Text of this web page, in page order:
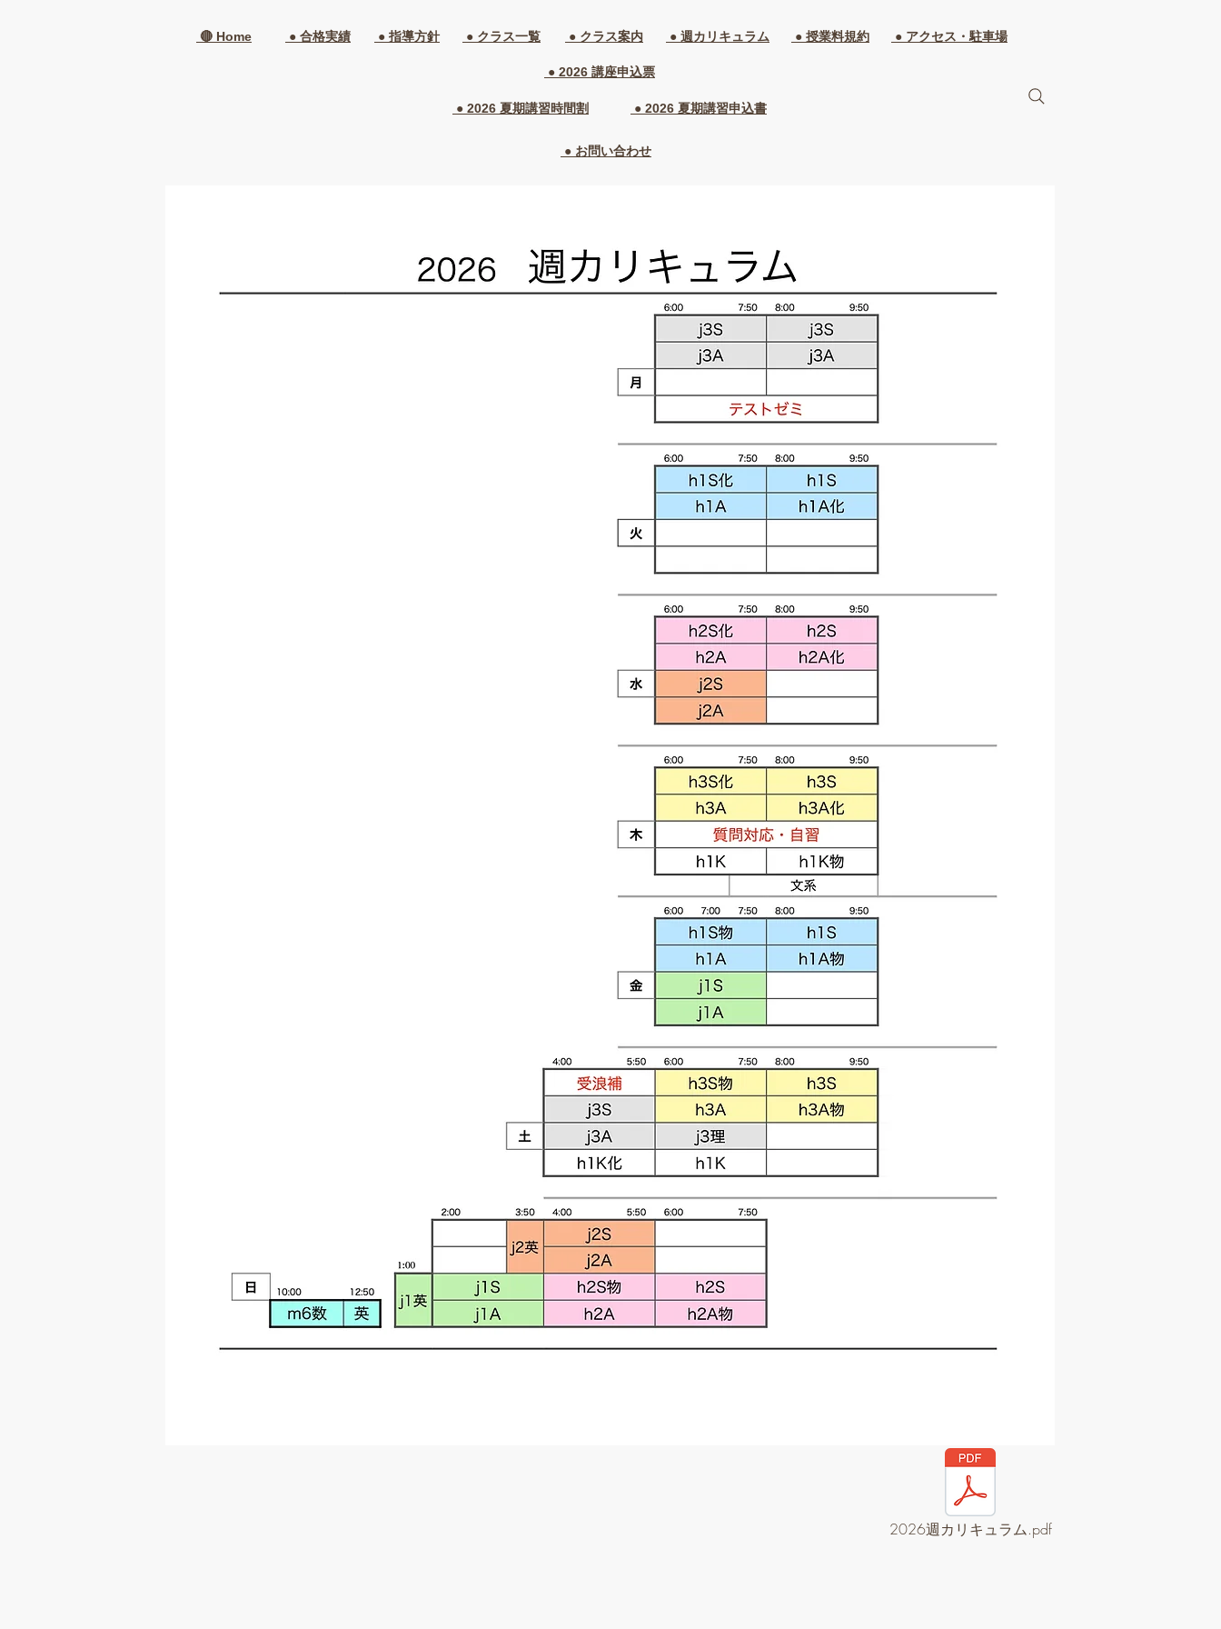
🔴 Home ● 合格実績 ● 指導方針 ● クラス一覧​ ● クラス案内 ● 週カリキュラム ● 授業料規約 ● アクセス・駐車場
● 2026 講座申込票
● 2026 夏期講習時間割 ● 2026 夏期講習申込書
● お問い合わせ
2026週カリキュラム.pdf